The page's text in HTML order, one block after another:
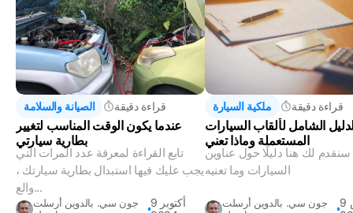
الصيانة والسلامة قراءة دقيقة
عندما يكون الوقت المناسب لتغيير
بطارية سيارتي
تابع القراءة لمعرفة عدد المرات التي
يجب عليك فيها استبدال بطارية سيارتك ،
والع...
جون سي. بالدوين أرسلت
9 أكتوبر
ملكية السيارة قراءة دقيقة
الشامل لألقاب السيارات
المستعملة وماذا تعني
سنقدم لك هنا دليلًا حول عناوين
السيارات وما تعنيه
جون سي. بالدوين أرسلت
9 مارس